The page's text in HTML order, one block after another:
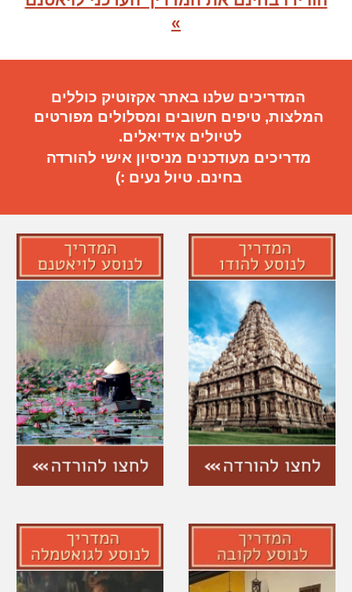
»
המדריכים שלנו באתר אקזוטיק כוללים
המלצות, טיפים חשובים ומסלולים מפורטים
לטיולים אידיאלים.
מדריכים מעודכנים מניסיון אישי להורדה
בחינם. טיול נעים :)